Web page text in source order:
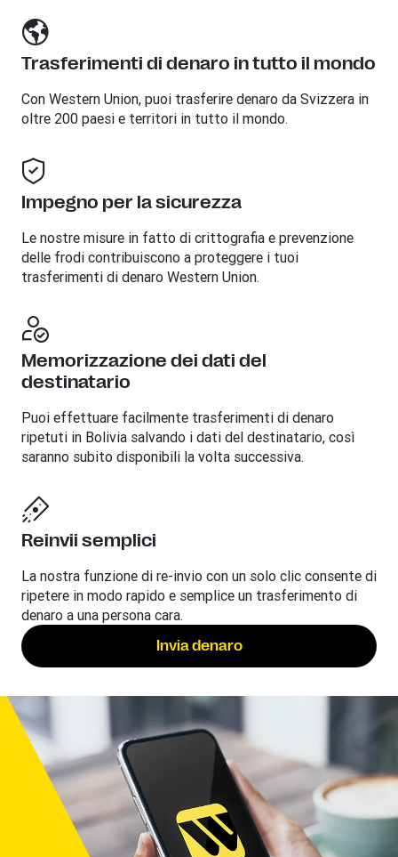
Trasferimenti di denaro in tutto il mondo
Con Western Union, puoi trasferire denaro da Svizzera in
oltre 200 paesi e territori in tutto il mondo.
Impegno per la sicurezza
Le nostre misure in fatto di crittografia e prevenzione
delle frodi contribuiscono a proteggere i tuoi
trasferimenti di denaro Western Union.
Memorizzazione dei dati del
destinatario
Puoi effettuare facilmente trasferimenti di denaro
ripetuti in Bolivia salvando i dati del destinatario, così
saranno subito disponibili la volta successiva.
Reinvii semplici
La nostra funzione di re-invio con un solo clic consente di
ripetere in modo rapido e semplice un trasferimento di
denaro a una persona cara.
Invia denaro